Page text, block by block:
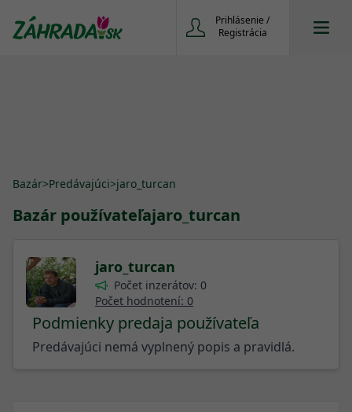
Prihlásenie /
Registrácia
Bazár>Predávajúci>jaro_turcan
Bazár používateľajaro_turcan
jaro_turcan
Počet inzerátov: 0
Počet hodnotení: 0
Podmienky predaja používateľa
Predávajúci nemá vyplnený popis a pravidlá.